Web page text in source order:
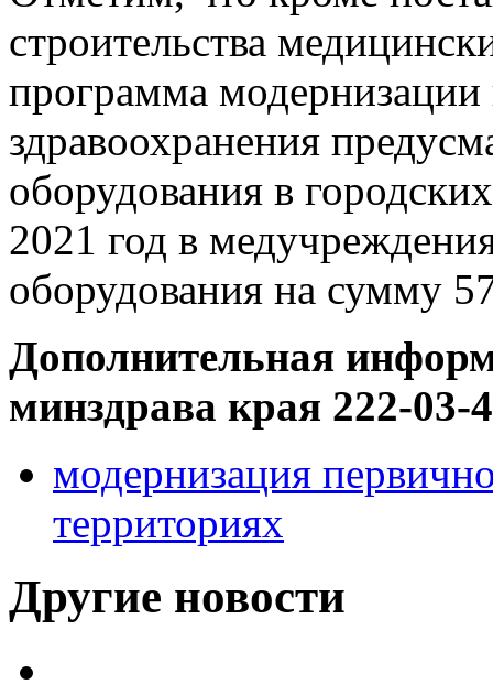
строительства
программа модернизации
здравоохранения
оборудования в
2021 год в
оборудования на сумму
Дополнительная
минздрава края 222-03-
модернизация
территориях
Другие новости